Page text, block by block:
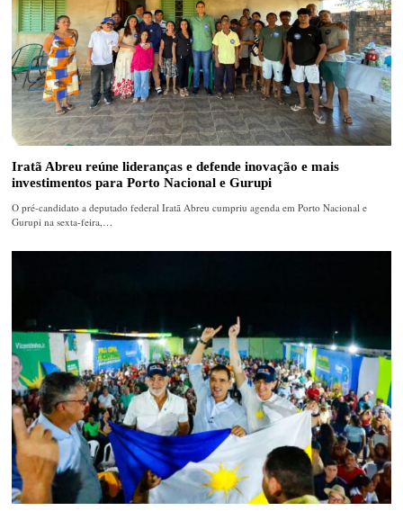
Iratã Abreu reúne lideranças e defende inovação e mais
investimentos para Porto Nacional e Gurupi
O pré-candidato a deputado federal Iratã Abreu cumpriu agenda em Porto Nacional e
Gurupi na sexta-feira,…